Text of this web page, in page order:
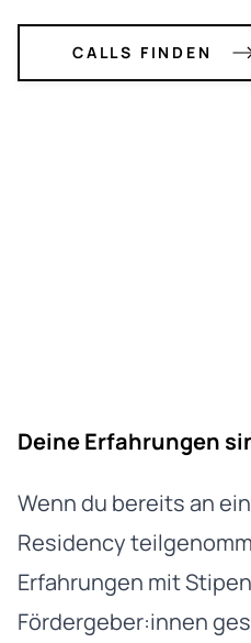
CALLS FINDEN
Deine Erfahrungen
Wenn du bereits an
Residency
Erfahrungen mit
Fördergeber:innen